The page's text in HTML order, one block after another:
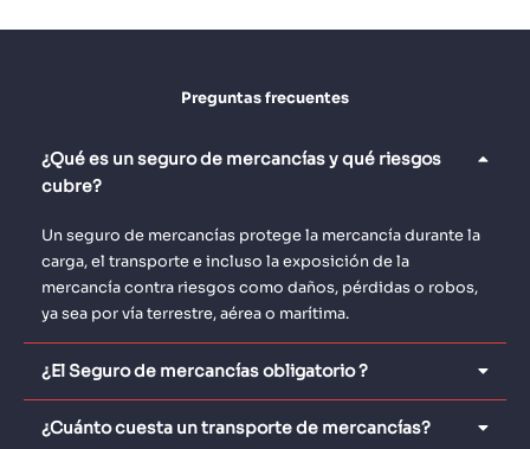
Preguntas frecuentes
¿Qué es un seguro de mercancías y qué riesgos
cubre?
Un seguro de mercancías protege la mercancía durante la
carga, el transporte e incluso la exposición de la
mercancía contra riesgos como daños, pérdidas o robos,
ya sea por vía terrestre, aérea o marítima.
¿El Seguro de mercancías obligatorio ?
¿Cuánto cuesta un transporte de mercancías?